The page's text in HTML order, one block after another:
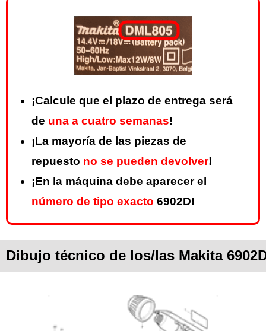
¡Calcule que el plazo de entrega será
de una a cuatro semanas!
¡La mayoría de las piezas de
repuesto no se pueden devolver!
¡En la máquina debe aparecer el
número de tipo exacto 6902D!
Dibujo técnico de los/las Makita